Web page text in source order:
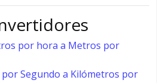
por hora a Metros por
Segundo a Kilómetros por